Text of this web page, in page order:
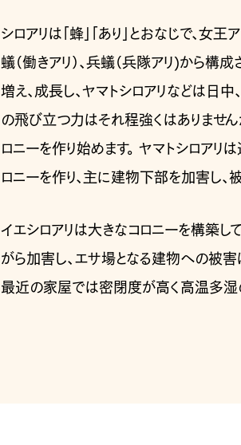
シロアリは「蜂」「あり」とおなじで、
蟻（働きアリ）、兵蟻（兵隊アリ)から構
増え、成長し、ヤマトシロアリなどは日
の飛び立つ力はそれ程強くはありませ
ロニーを作り始めます。 ヤマトシロア
ロニーを作り、主に建物下部を加害し、
イエシロアリは大きなコロニーを構築し
がら加害し、エサ場となる建物への被害
最近の家屋では密閉度が高く高温多湿の